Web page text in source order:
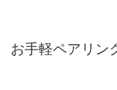
お手軽ペアリン